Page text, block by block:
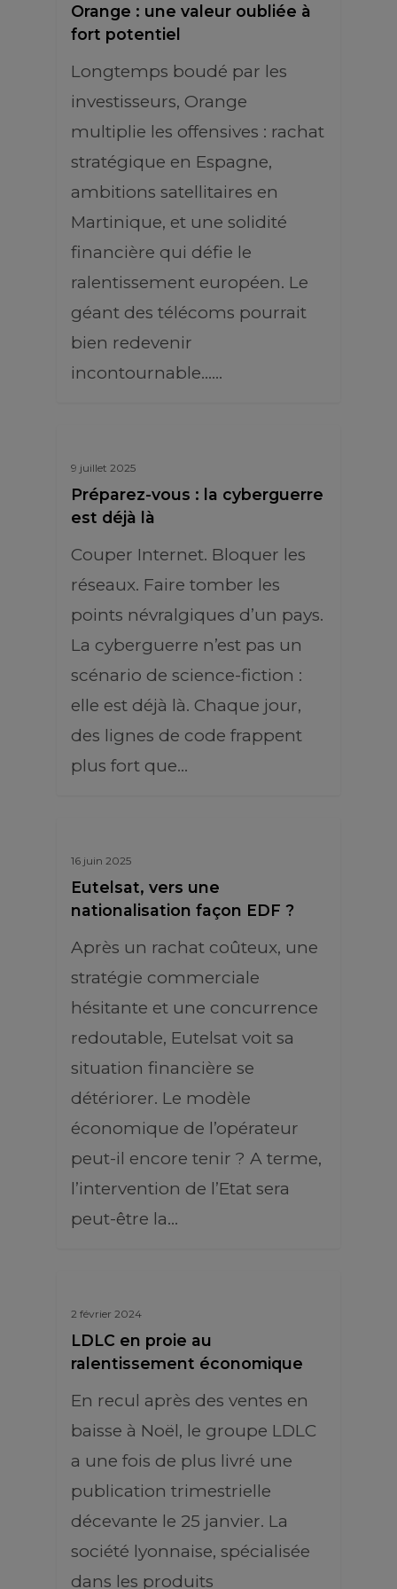
Orange : une valeur oubliée à
fort potentiel
Longtemps boudé par les
investisseurs, Orange
multiplie les offensives : rachat
stratégique en Espagne,
ambitions satellitaires en
Martinique, et une solidité
financière qui défie le
ralentissement européen. Le
géant des télécoms pourrait
bien redevenir
incontournable……
9 juillet 2025
Préparez-vous : la cyberguerre
est déjà là
Couper Internet. Bloquer les
réseaux. Faire tomber les
points névralgiques d’un pays.
La cyberguerre n’est pas un
scénario de science-fiction :
elle est déjà là. Chaque jour,
des lignes de code frappent
plus fort que…
16 juin 2025
Eutelsat, vers une
nationalisation façon EDF ?
Après un rachat coûteux, une
stratégie commerciale
hésitante et une concurrence
redoutable, Eutelsat voit sa
situation financière se
détériorer. Le modèle
économique de l’opérateur
peut-il encore tenir ? A terme,
l’intervention de l’Etat sera
peut-être la…
2 février 2024
LDLC en proie au
ralentissement économique
En recul après des ventes en
baisse à Noël, le groupe LDLC
a une fois de plus livré une
publication trimestrielle
décevante le 25 janvier. La
société lyonnaise, spécialisée
dans les produits